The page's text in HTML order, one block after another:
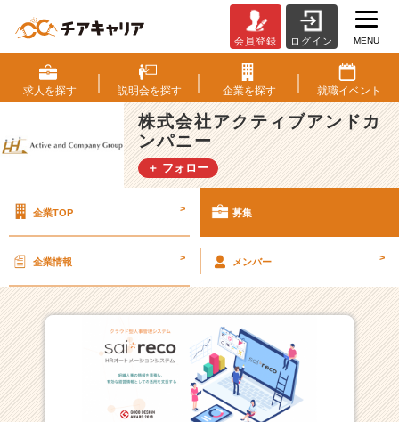
式
会
社
ア
ク
テ
ィ
ン
ン
パ
ニ
ー
の
採
会員登録 ログイン MENU
求人を探す 説明会を探す 企業を探す 就職イベント
株式会社アクティブアンドカ
ンパニー
＋ フォロー
企業TOP > 募集
企業情報 > メンバー >